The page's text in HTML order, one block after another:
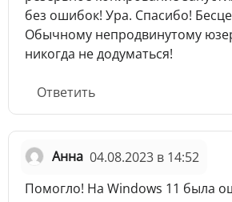
без ошибок! Ура. Спасибо!
Обычному непродвинутому
никогда не додуматься!
Ответить
Анна 04.08.2023 в 14:52
Помогло! На Windows 11 была